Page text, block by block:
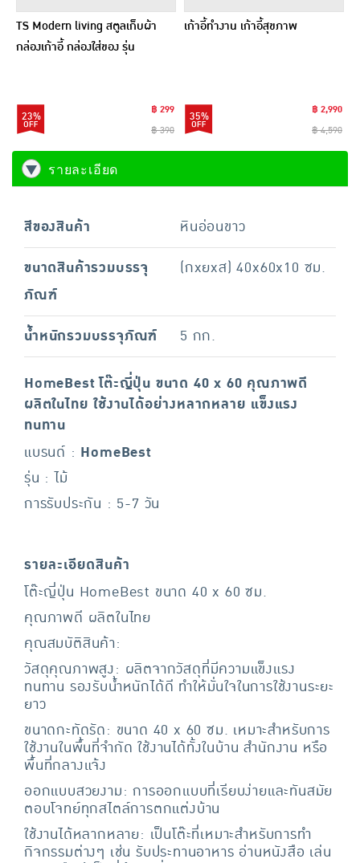
TS Modern living สตูลเก็บผ้า
กล่องเก้าอี้ กล่องใส่ของ รุ่น
23%
฿ 299
฿ 390
เก้าอี้ทำงาน เก้าอี้สุขภาพ
35%
฿ 2,990
฿ 4,590
รายละเอียด
สีของสินค้า
หินอ่อนขาว
ขนาดสินค้ารวมบรรจุ
ภัณฑ์
(กxยxส) 40x60x10 ซม.
น้ำหนักรวมบรรจุภัณฑ์ 5 กก.
HomeBest โต๊ะญี่ปุ่น ขนาด 40 x 60 คุณภาพดี
ผลิตในไทย ใช้งานได้อย่างหลากหลาย แข็งแรง
ทนทาน
แบรนด์ : HomeBest
รุ่น : ไม้
การรับประกัน : 5-7 วัน
รายละเอียดสินค้า
โต๊ะญี่ปุ่น HomeBest ขนาด 40 x 60 ซม.
คุณภาพดี ผลิตในไทย
คุณสมบัติสินค้า:
วัสดุคุณภาพสูง: ผลิตจากวัสดุที่มีความแข็งแรง
ทนทาน รองรับน้ำหนักได้ดี ทำให้มั่นใจในการใช้งานระยะ
ยาว
ขนาดกะทัดรัด: ขนาด 40 x 60 ซม. เหมาะสำหรับการ
ใช้งานในพื้นที่จำกัด ใช้งานได้ทั้งในบ้าน สำนักงาน หรือ
พื้นที่กลางแจ้ง
ออกแบบสวยงาม: การออกแบบที่เรียบง่ายและทันสมัย
ตอบโจทย์ทุกสไตล์การตกแต่งบ้าน
ใช้งานได้หลากหลาย: เป็นโต๊ะที่เหมาะสำหรับการทำ
กิจกรรมต่างๆ เช่น รับประทานอาหาร อ่านหนังสือ เล่น